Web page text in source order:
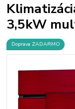
3,5kW
Doprava ZADARMO